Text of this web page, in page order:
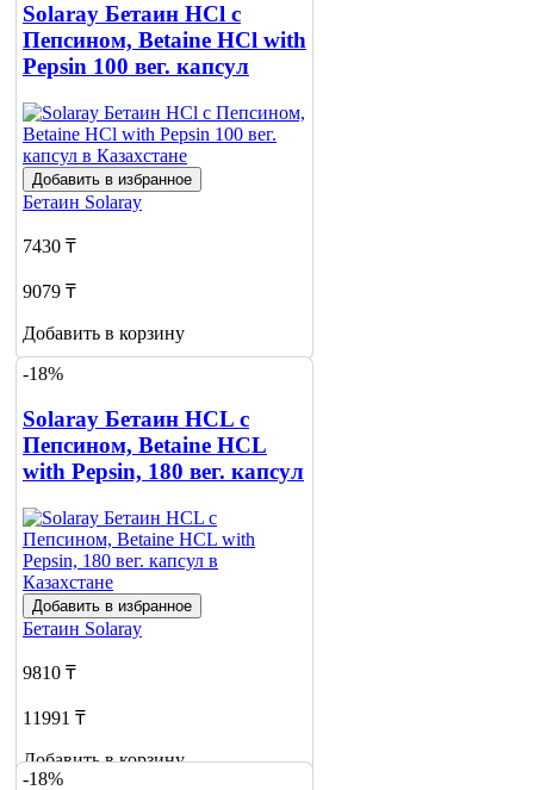
Solaray Бетаин HCl с
Пепсином, Betaine HCl with
Pepsin 100 вег. капсул
Добавить в избранное
Бетаин Solaray
7430 ₸
9079 ₸
Добавить в корзину
-18%
Solaray Бетаин HCL с
Пепсином, Betaine HCL
with Pepsin, 180 вег. капсул
Добавить в избранное
Бетаин Solaray
9810 ₸
11991 ₸
Добавить в корзину
-18%